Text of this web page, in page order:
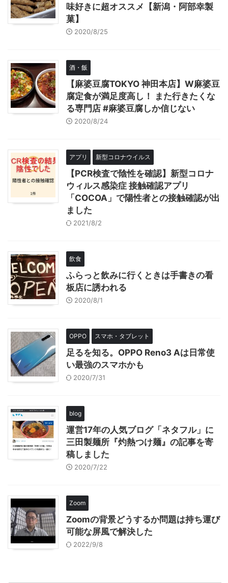
味好きに超オススメ【新潟・阿部幸製
菓】
2020/8/25
酒・飯
【麻婆豆腐TOKYO 神田本店】W麻婆豆
腐定食が満足度高し！ また行きたくな
る専門店 #麻婆豆腐しか信じない
2020/8/24
アプリ 新型コロナウイルス
【PCR検査で陰性を確認】新型コロナ
ウィルス感染症 接触確認アプリ
「COCOA」で陽性者との接触確認が出
ました
2021/8/2
飲食
ふらっと飲みに行くときは手書きの看
板店に誘われる
2020/8/1
OPPO スマホ・タブレット
足るを知る。OPPO Reno3 Aは日常使
い最強のスマホかも
2020/7/31
blog
運営17年の人気ブログ「ネタフル」に
三田製麺所『灼熱つけ麺』の記事を寄
稿しました
2020/7/22
Zoom
Zoomの背景どうするか問題は持ち運び
可能な屏風で解決した
2022/9/8